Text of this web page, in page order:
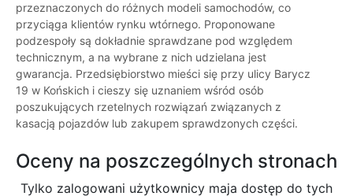
przeznaczonych do różnych modeli samochodów, co
przyciąga klientów rynku wtórnego. Proponowane
podzespoły są dokładnie sprawdzane pod względem
technicznym, a na wybrane z nich udzielana jest
gwarancja. Przedsiębiorstwo mieści się przy ulicy Barycz
19 w Końskich i cieszy się uznaniem wśród osób
poszukujących rzetelnych rozwiązań związanych z
kasacją pojazdów lub zakupem sprawdzonych części.
Oceny na poszczególnych stronach
Tylko zalogowani użytkownicy maja dostęp do tych